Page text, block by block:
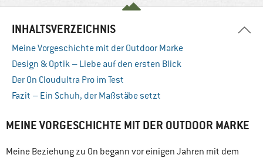
INHALTSVERZEICHNIS
Meine Vorgeschichte mit der Outdoor Marke
Design & Optik – Liebe auf den ersten Blick
Der On Cloudultra Pro im Test
Fazit – Ein Schuh, der Maßstäbe setzt
MEINE VORGESCHICHTE MIT DER OUTDOOR MARKE
Meine Beziehung zu On begann vor einigen Jahren mit dem